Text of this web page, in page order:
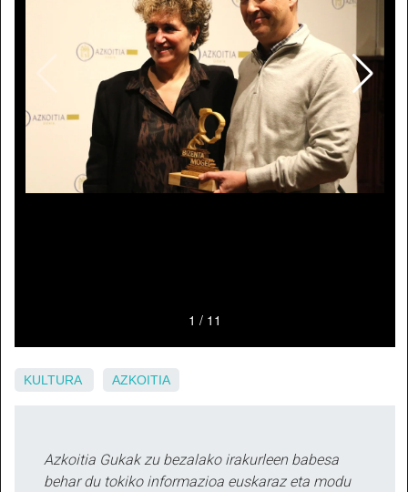
KULTURA AZKOITIA
Azkoitia Gukak zu bezalako irakurleen babesa
behar du tokiko informazioa euskaraz eta modu